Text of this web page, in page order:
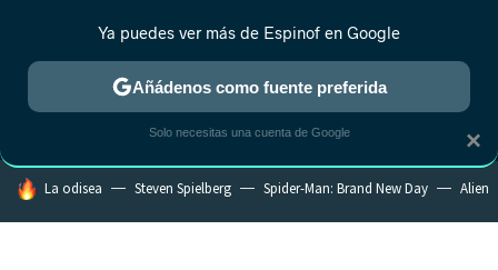
MENÚ NUEVO
ESTRENOS REALITY ANIME RANKINGS CINE
HOY SE HABLA DE
La odisea Steven Spielberg Spider-Man: Brand New Day Alien
×
Ya puedes ver más de Espinof en Google
Añádenos como fuente preferida
Solo necesitas una cuenta de Google